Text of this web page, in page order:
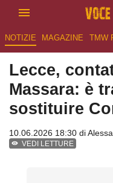
NOTIZIE MAGAZINE TMW
Lecce,
Massara: è
sostituire
10.06.2026 18:30 di
VEDI LETTURE